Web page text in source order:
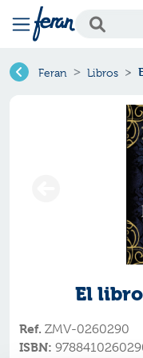
Feran Libros
El
Ref. ZMV-0260290
ISBN: